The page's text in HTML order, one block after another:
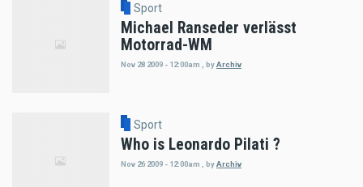
Sport
Michael Ranseder verlässt
Motorrad-WM
Nov 28 2009 - 12:00am byArchiv
Sport
Who is Leonardo Pilati ?
Nov 26 2009 - 12:00am byArchiv